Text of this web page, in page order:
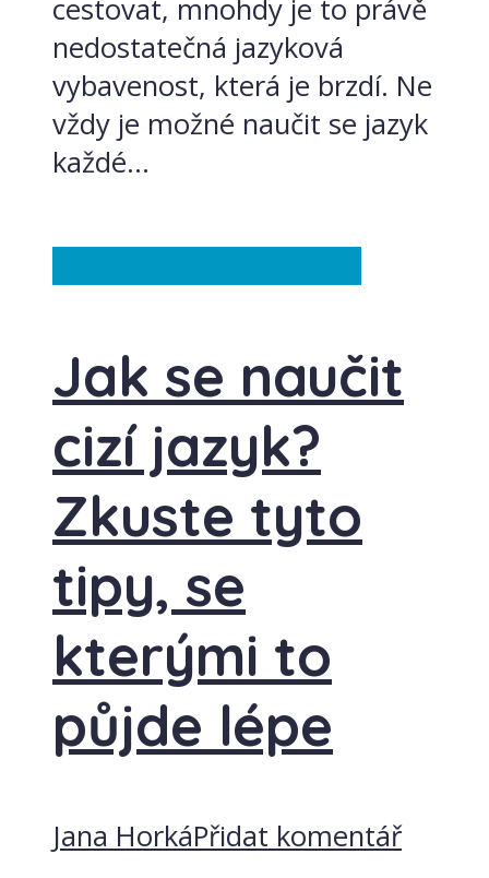
cestovat, mnohdy je to právě
nedostatečná jazyková
vybavenost, která je brzdí. Ne
vždy je možné naučit se jazyk
každé...
Jak se naučit
cizí jazyk?
Zkuste tyto
tipy, se
kterými to
půjde lépe
Jana HorkáPřidat komentář